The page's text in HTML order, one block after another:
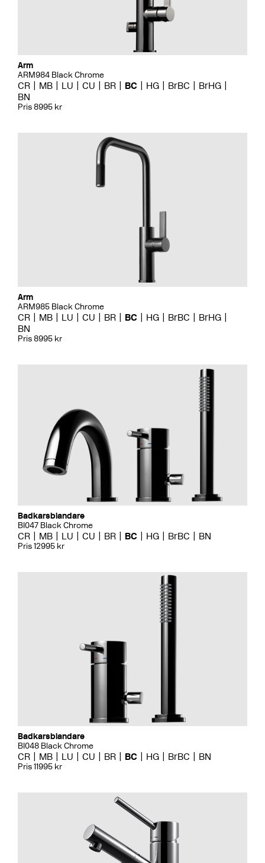
Arm
ARM984 Black Chrome
CR MB LU CU BR BC HG BrBC
BrHG
BN
Pris 8995 kr
Arm
ARM985 Black Chrome
CR MB LU CU BR BC HG BrBC
BrHG
BN
Pris 8995 kr
Badkarsblandare
BI047 Black Chrome
CR MB LU CU BR BC HG BrBC BN
Pris 12995 kr
Badkarsblandare
BI048 Black Chrome
CR MB LU CU BR BC HG BrBC BN
Pris 11995 kr